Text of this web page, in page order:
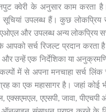
क्वेरी के अनुसार काम करता
सूचियां उपलब्ध हैं। कुछ लोकप्रिय
और उपलब्ध अन्य लोकप्रिय
आपको सर्च रिजल्ट प्रदान करता
और उन्हें एक निर्देशिका या
में से अपना मनचाहा सर्च
का एक महासागर है। जहां कोई
एक्सएमएल, एएसपी, जावा,